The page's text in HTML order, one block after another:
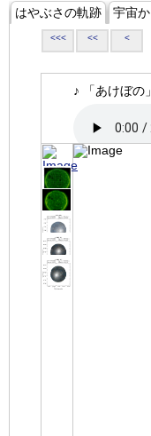
はやぶさの軌跡 宇宙
<<< << <
♪ 「あけぼの」